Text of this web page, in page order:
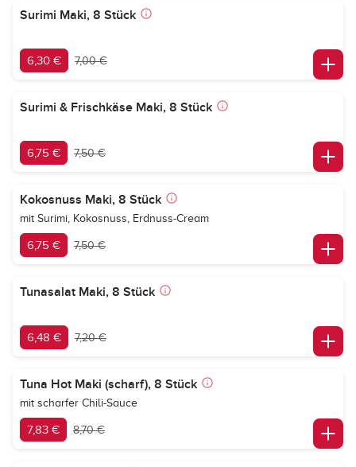
Surimi Maki, 8 Stück
6,30 € 7,00 €
Surimi & Frischkäse Maki, 8 Stück
6,75 € 7,50 €
Kokosnuss Maki, 8 Stück
mit Surimi, Kokosnuss, Erdnuss-Cream
6,75 € 7,50 €
Tunasalat Maki, 8 Stück
6,48 € 7,20 €
Tuna Hot Maki (scharf), 8 Stück
mit scharfer Chili-Sauce
7,83 € 8,70 €